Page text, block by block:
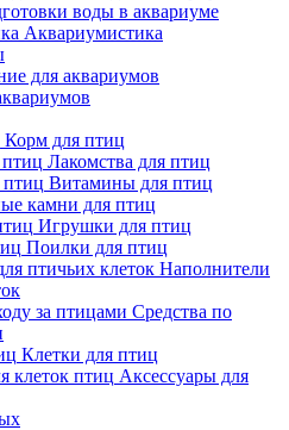
воды в аквариуме
Аквариумистика
для аквариумов
Корм для птиц
Лакомства для птиц
Витамины для птиц
камни для птиц
Игрушки для птиц
Поилки для птиц
Наполнители
Средства по
Клетки для птиц
Аксессуары для